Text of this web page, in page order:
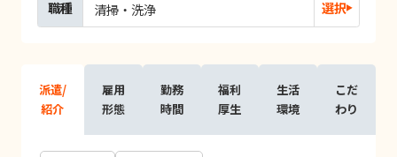
職種 清掃・洗浄 選択
派遣/
紹介
雇用
形態
勤務
時間
福利
厚生
生活
環境
こだ
わり